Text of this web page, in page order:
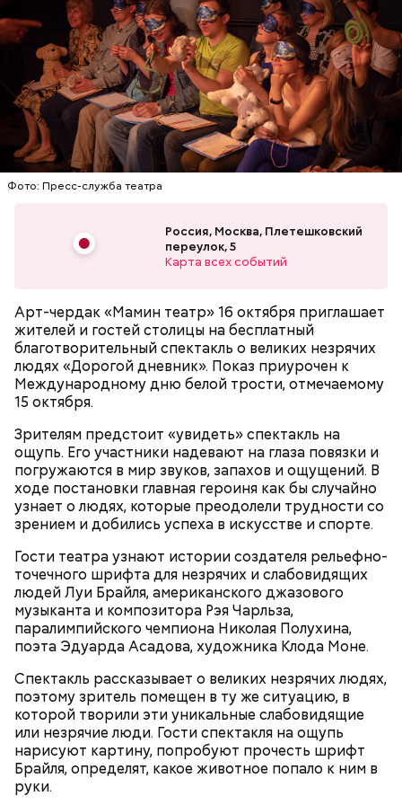
Фото: Пресс-служба театра
Россия, Москва, Плетешковский
переулок, 5
Карта всех событий
Арт-чердак «Мамин театр» 16 октября приглашает
жителей и гостей столицы на бесплатный
благотворительный спектакль о великих незрячих
людях «Дорогой дневник». Показ приурочен к
Международному дню белой трости, отмечаемому
15 октября.
Зрителям предстоит «увидеть» спектакль​ на
ощупь. Его участники надевают на глаза повязки и
погружаются в мир звуков, запахов и ощущений. В
ходе постановки главная героиня как бы случайно
узнает о людях, которые преодолели трудности со
зрением и добились успеха в искусстве и спорте.
Гости театра узнают истории создателя рельефно-
точечного шрифта для незрячих и слабовидящих
людей Луи Брайля, американского джазового
музыканта и композитора Рэя Чарльза,
паралимпийского чемпиона Николая Полухина,
поэта Эдуарда Асадова, художника Клода Моне. ​
Спектакль рассказывает о великих незрячих людях,
поэтому зритель помещен в ту же ситуацию, в
которой творили эти уникальные слабовидящие
или незрячие люди. Гости спектакля на ощупь
нарисуют картину, попробуют прочесть шрифт
Брайля, определят, какое животное попало к ним в
руки.
Медовый спас: красивые
открытки для поздравления
Как и в другие посты, на пост Успенский нельзя:
сквернословить, а кроме того пустословить,
болтать;
чревоугодничать;
гневаться, что по поводу, что без повода.
Что нужно делать в Успенский пост:
Молодая красавица Фэй Форрестер (Джоан Уэйли-
Килмер) помогает своему любовнику Винсу (Майкл
членов мафии и забрать у них чемоданчик с
огромной суммой денег. Парочка отправляется в
автомобильное путешествие подальше от места
происшествия. «Вырубив» Винса, Фэй обращается
за помощью к частному детективу Джеку и просит
его сымитировать ее смерть.
Попав под власть чар Фэй, Джек соглашается, и как
того, как девушка исчезает, полиция, мафия и Винс
начинают охотиться за Джеком, чтобы выяснить,
где деньги и… «труп» Фэй. В 1989 году фильм
получил гран-при Кинофестиваля детективного
кино в Коньяке (Франция) и приобрел статус
культового. Во многом этому способствовала
возможность сниматься вместе с супругой.
Джим Моррисон, «Дорз» (The Doors,
Фото: «Дорз» (The Doors, 1991)
King for a Day (из альбома "Synkronized", 1999)